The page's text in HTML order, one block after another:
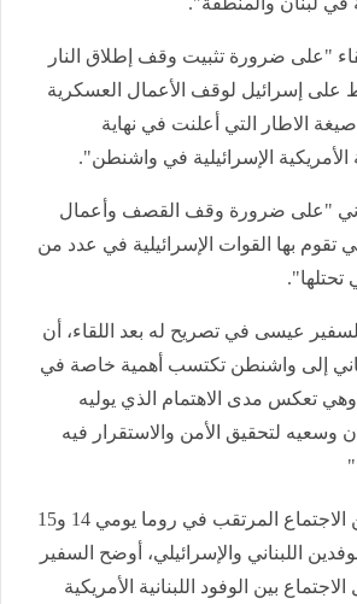
"على ضرورة تثبيت وقف إطلاق النار
إسرائيل لوقف الأعمال العسكرية
الاطار التي أعلنت في نهاية
الأمريكية الإسرائيلية في واشنطن".
"على ضرورة وقف القصف وأعمال
تقوم بها القوات الإسرائيلية في عدد من
تحتلها".
عيسى في تصريح له بعد اللقاء، أن
إلى واشنطن تكتسب أهمية خاصة في
تعكس مدى الاهتمام الذي يوليه
وسعيه لتحقيق الأمن والاستقرار فيه
وردا على سؤال عن الاجتماع المرتقب في روما يومي 14 و15
اللبناني والإسرائيلي، أوضح السفير
بين الوفود اللبنانية الأمريكية